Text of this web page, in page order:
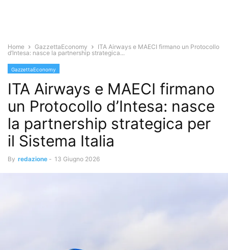
Home GazzettaEconomy
ITA Airways e MAECI firmano un Protocollo
d’Intesa: nasce la partnership strategica...
GazzettaEconomy
ITA Airways e MAECI firmano
un Protocollo d’Intesa: nasce
la partnership strategica per
il Sistema Italia
By redazione - 13 Giugno 2026